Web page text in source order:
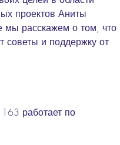
проектов Аниты
мы расскажем о том, что
советы и поддержку от
работает по